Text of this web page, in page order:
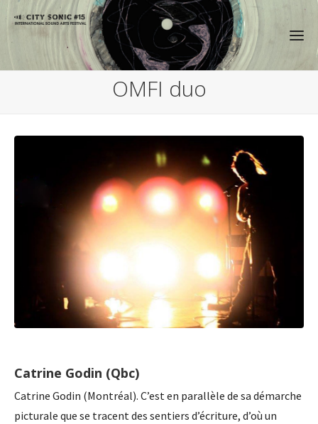
OMFI duo
Catrine Godin (Qbc)
Catrine Godin (Montréal). C’est en parallèle de sa démarche
picturale que se tracent des sentiers d’écriture, d’où un